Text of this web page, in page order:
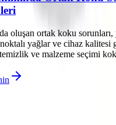
oluşan ortak koku sorunları,
yağlar ve cihaz kalitesi
ve malzeme seçimi